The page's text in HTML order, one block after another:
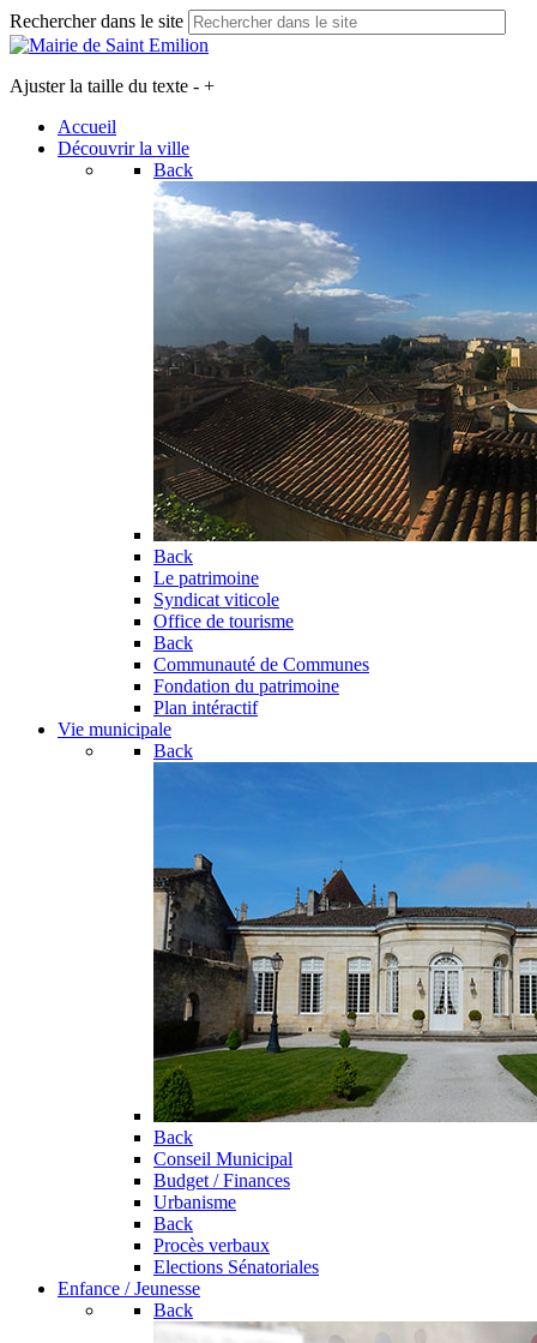
Rechercher dans le site
Ajuster la taille du texte - +
Accueil
Découvrir la ville
Back
Back
Le patrimoine
Syndicat viticole
Office de tourisme
Back
Communauté de Communes
Fondation du patrimoine
Plan intéractif
Vie municipale
Back
Back
Conseil Municipal
Budget / Finances
Urbanisme
Back
Procès verbaux
Elections Sénatoriales
Enfance / Jeunesse
Back